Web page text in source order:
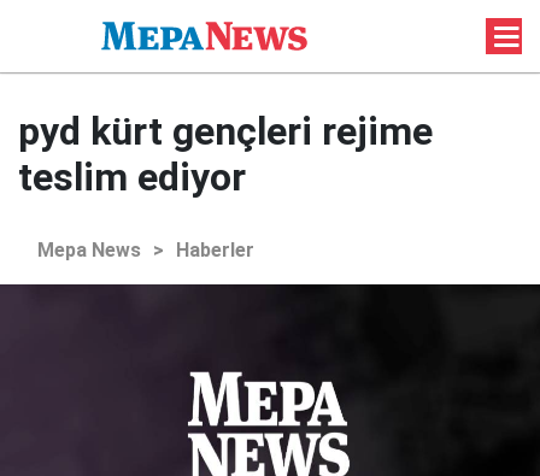
pyd kürt gençleri rejime
teslim ediyor
Mepa News > Haberler